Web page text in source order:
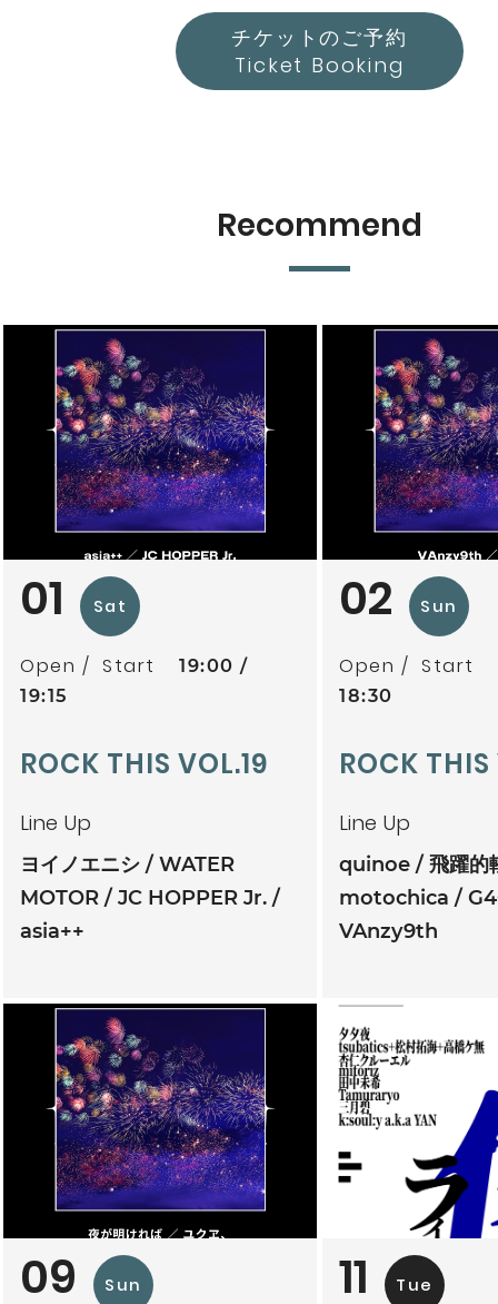
チケットのご予約
Ticket Booking
Recommend
01 Sat
Open Start
19:00
19:15
ROCK THIS VOL.19
Line Up
ヨイノエニシ
WATER
MOTOR
JC HOPPER Jr.
asia++
02 Sun
Open Start
18:30
ROCK
Line Up
quinoe
飛躍的
motochica
VAnzy9th
09 Sun 11 Tue